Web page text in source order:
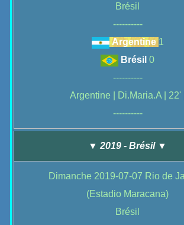
Brésil
----------
Argentine 1
Brésil0
----------
Argentine | Di.Maria.A | 22' |
----------
▼ 2019 - Brésil ▼
Dimanche 2019-07-07 Rio de
(Estadio Maracana)
Brésil